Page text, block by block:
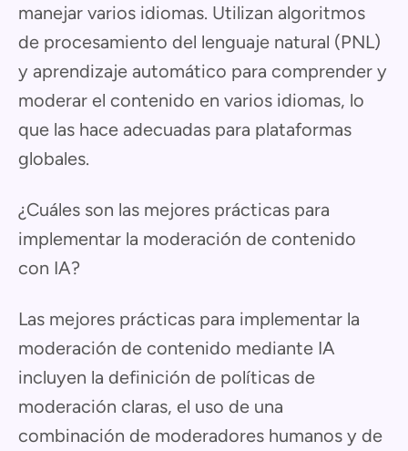
manejar varios idiomas. Utilizan algoritmos
de procesamiento del lenguaje natural (PNL)
y aprendizaje automático para comprender y
moderar el contenido en varios idiomas, lo
que las hace adecuadas para plataformas
globales.
¿Cuáles son las mejores prácticas para
implementar la moderación de contenido
con IA?
Las mejores prácticas para implementar la
moderación de contenido mediante IA
incluyen la definición de políticas de
moderación claras, el uso de una
combinación de moderadores humanos y de